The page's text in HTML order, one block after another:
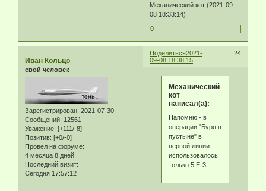
Механический кот (2021-09-
08 18:33:14)
0
Поделиться 24
2021-
09-08 18:38:15
Иван Кольцо
свой человек
Зарегистрирован: 2021-07-30
Сообщений: 12561
Уважение: [+111/-8]
Позитив: [+0/-0]
Провел на форуме:
4 месяца 8 дней
Последний визит:
Сегодня 17:57:12
Механический
кот
написал(а):
Напомню - в
операции "Буря в
пустыне" в
первой линии
использовалось
только 5 Е-3.